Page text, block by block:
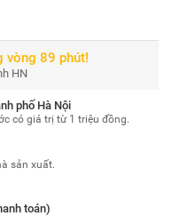
vòng 89 phút!
HN
phố Hà Nội
có giá trị từ 1 triệu đồng.
sản xuất.
toán)